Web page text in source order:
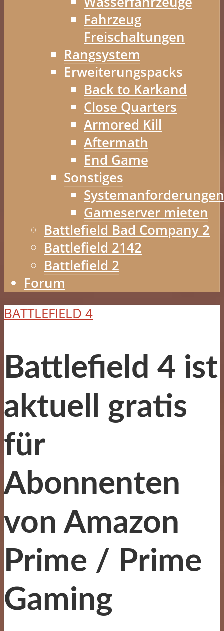
Fahrzeug
Freischaltungen
Rangsystem
Erweiterungspacks
Back to Karkand
Close Quarters
Armored Kill
Aftermath
End Game
Sonstiges
Systemanforderungen
Gameserver mieten
Battlefield Bad Company 2
Battlefield 2142
Battlefield 2
Forum
BATTLEFIELD 4
Battlefield 4 ist
aktuell gratis
für
Abonnenten
von Amazon
Prime / Prime
Gaming